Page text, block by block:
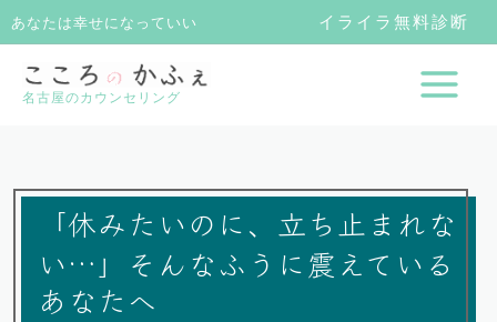
内
容
あなたは幸せになっていい イライラ無料診断
名古屋のカウンセリング
「休みたいのに、立ち止まれな
い…」そんなふうに震えている
あなたへ